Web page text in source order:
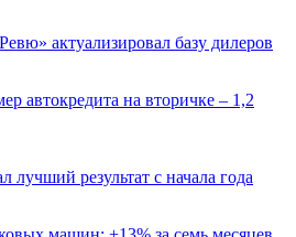
актуализировал базу дилеров
автокредита на вторичке – 1,2
лучший результат с начала года